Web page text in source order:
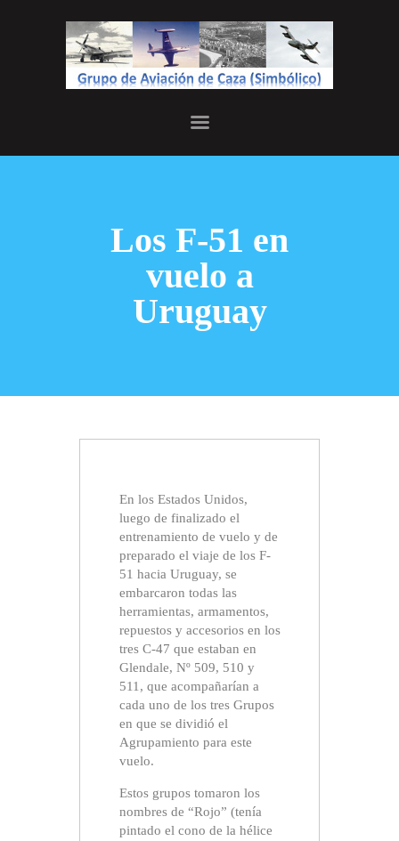
Los F-51 en
vuelo a
Uruguay
En los Estados Unidos,
luego de finalizado el
entrenamiento de vuelo y de
preparado el viaje de los F-
51 hacia Uruguay, se
embarcaron todas las
herramientas, armamentos,
repuestos y accesorios en los
tres C-47 que estaban en
Glendale, Nº 509, 510 y
511, que acompañarían a
cada uno de los tres Grupos
en que se dividió el
Agrupamiento para este
vuelo.
Estos grupos tomaron los
nombres de “Rojo” (tenía
pintado el cono de la hélice